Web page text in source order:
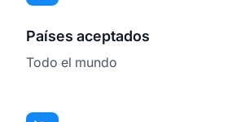
Países aceptados
Todo el mundo